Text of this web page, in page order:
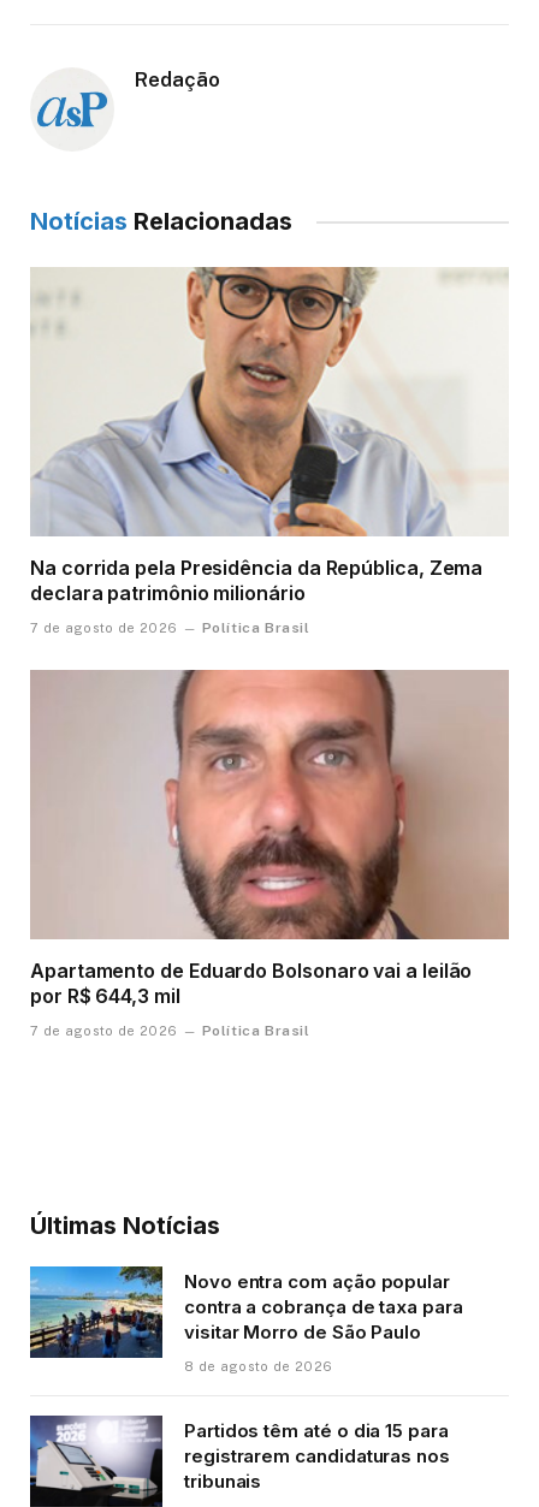
Redação
Notícias Relacionadas
Na corrida pela Presidência da República, Zema
declara patrimônio milionário
7 de agosto de 2026 Política Brasil
Apartamento de Eduardo Bolsonaro vai a leilão
por R$ 644,3 mil
7 de agosto de 2026 Política Brasil
Últimas Notícias
Novo entra com ação popular
contra a cobrança de taxa para
visitar Morro de São Paulo
8 de agosto de 2026
Partidos têm até o dia 15 para
registrarem candidaturas nos
tribunais